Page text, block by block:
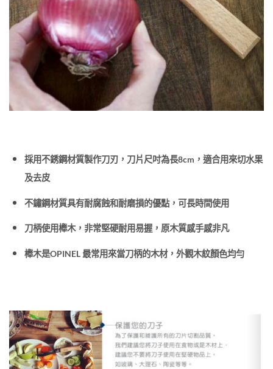
採用不銹鋼材質製作刀刃，刀片尺吋為長8cm，適合用來切水果
及去皮
不鏽鋼材質具有耐腐蝕和耐磨損的優點，可長時間使用
刀柄使用櫸木，非常堅硬耐用易握，原木質感手感非凡
櫸木是OPINEL 最常用來當刀柄的木材，外觀木紋顏色均勻